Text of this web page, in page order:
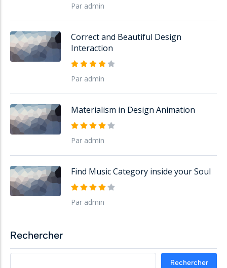
Par admin
Correct and Beautiful Design
Interaction
Par admin
Materialism in Design Animation
Par admin
Find Music Category inside your Soul
Par admin
Rechercher
Rechercher